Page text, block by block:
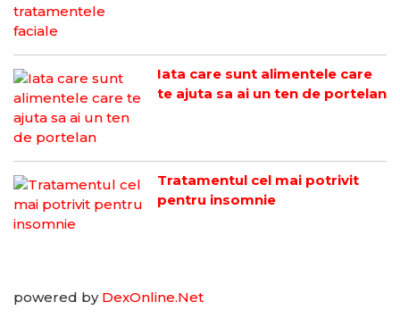
Iata care sunt alimentele care
te ajuta sa ai un ten de portelan
Tratamentul cel mai potrivit
pentru insomnie
powered by DexOnline.Net